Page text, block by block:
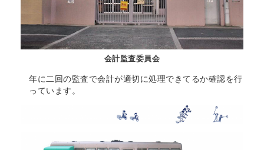
会計監査委員会
年に二回の監査で会計が適切に処理できてるか確認を行
っています。